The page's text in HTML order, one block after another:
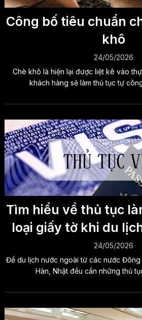
Công bố tiêu chuẩn
khô
24/05/2026
Chè khô là hiện lại được liệt kê vào
khách hàng sẽ làm thủ tục tự
Tìm hiểu về thủ tục
loại giấy tờ khi du
24/05/2026
Để du lịch nước ngoài từ các nước Đông
Hàn, Nhật đều cần những thủ